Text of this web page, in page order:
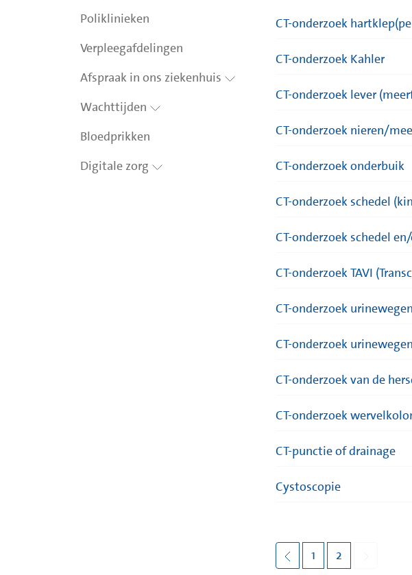
Poliklinieken
Verpleegafdelingen
Afspraak in ons ziekenhuis
Wachttijden
Bloedprikken
Digitale zorg
CT-onderzoek
CT-onderzoek Kahler
CT-onderzoek lever
CT-onderzoek nieren/
CT-onderzoek onderbuik
CT-onderzoek schedel
CT-onderzoek schedel
CT-onderzoek TAVI
CT-onderzoek
CT-onderzoek
CT-onderzoek van de
CT-onderzoek
CT-punctie of drainage
Cystoscopie
1 2